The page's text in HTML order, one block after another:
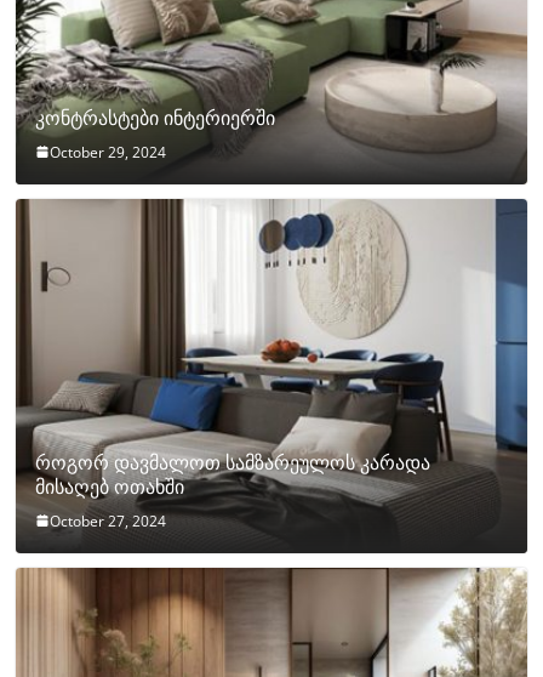
კონტრასტები ინტერიერში
October 29, 2024
როგორ დავმალოთ სამზარეულოს კარადა
მისაღებ ოთახში
October 27, 2024